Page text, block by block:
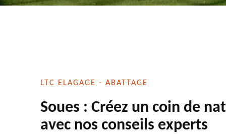
LTC ELAGAGE - ABATTAGE
Soues : Créez un coin de
avec nos conseils experts